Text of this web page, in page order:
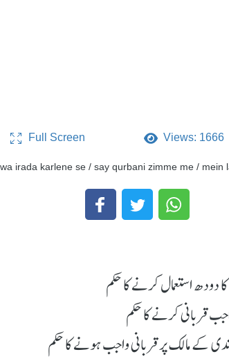
Full Screen Views: 1666
irada karlene se / say qurbani zimme me / mein
دودھ استعمال کرنے کا حکم
قربانی کرنے کا حکم
کے مالک پر قربانی واجب ہونے کا حکم